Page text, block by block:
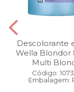
Descolorante
Wella Blondor
Multi
Código:
Embalagem: